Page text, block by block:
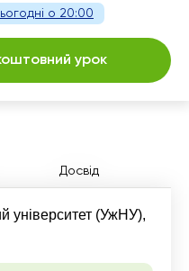
Досвід
університет (УжНУ),
о 20:00
урок